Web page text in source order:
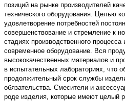
позиций на рынке производителей
технического оборудования. Целью
удовлетворение потребностей
совершенствование и стремление к
стадиях производственного
современное оборудование. Вся
высококачественных материалов и
в испытательных лабораториях, что
продолжительный срок службы
обязательства. Смесители и
роде изделия, которые имеют целый